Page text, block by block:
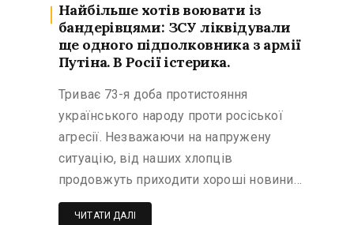
Найбільше хотів воювати із
бандерівцями: ЗСУ ліквідували
ще одного підполковника з армії
Путіна. В Росії істерика.
Триває 73-я доба протистояння
українського народу проти росіської
агресії. Незважаючи на напружену
ситуацію, від наших хлопців
продовжуть приходити хороші новини…
ЧИТАТИ ДАЛІ